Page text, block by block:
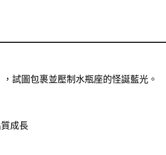
試圖包裹並壓制水瓶座的怪誕藍光。
成長